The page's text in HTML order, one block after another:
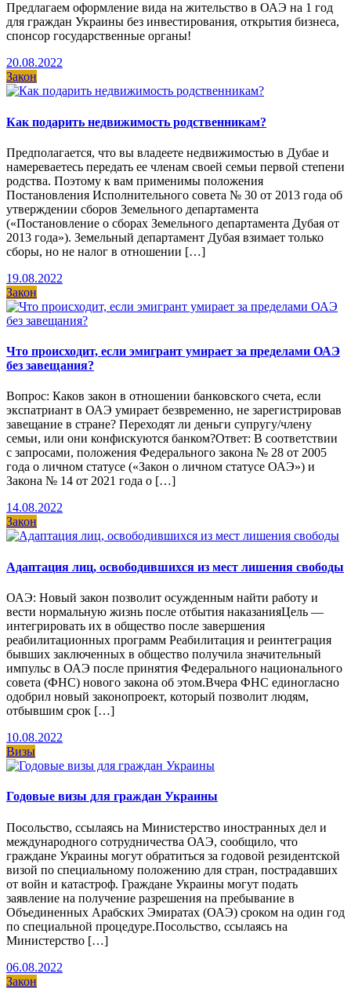
Предлагаем оформление вида на жительство в ОАЭ на 1 год
для граждан Украины без инвестирования, открытия бизнеса,
спонсор государственные органы!
20.08.2022
Закон
Как подарить недвижимость родственникам?
Предполагается, что вы владеете недвижимостью в Дубае и
намереваетесь передать ее членам своей семьи первой степени
родства. Поэтому к вам применимы положения
Постановления Исполнительного совета № 30 от 2013 года об
утверждении сборов Земельного департамента
(«Постановление о сборах Земельного департамента Дубая от
2013 года»). Земельный департамент Дубая взимает только
сборы, но не налог в отношении […]
19.08.2022
Закон
Что происходит, если эмигрант умирает за пределами ОАЭ
без завещания?
Вопрос: Каков закон в отношении банковского счета, если
экспатриант в ОАЭ умирает безвременно, не зарегистрировав
завещание в стране? Переходят ли деньги супругу/члену
семьи, или они конфискуются банком?Ответ: В соответствии
с запросами, положения Федерального закона № 28 от 2005
года о личном статусе («Закон о личном статусе ОАЭ») и
Закона № 14 от 2021 года о […]
14.08.2022
Закон
Адаптация лиц, освободившихся из мест лишения свободы
ОАЭ: Новый закон позволит осужденным найти работу и
вести нормальную жизнь после отбытия наказанияЦель —
интегрировать их в общество после завершения
реабилитационных программ Реабилитация и реинтеграция
бывших заключенных в общество получила значительный
импульс в ОАЭ после принятия Федерального национального
совета (ФНС) нового закона об этом.Вчера ФНС единогласно
одобрил новый законопроект, который позволит людям,
отбывшим срок […]
10.08.2022
Визы
Годовые визы для граждан Украины
Посольство, ссылаясь на Министерство иностранных дел и
международного сотрудничества ОАЭ, сообщило, что
граждане Украины могут обратиться за годовой резидентской
визой по специальному положению для стран, пострадавших
от войн и катастроф. Граждане Украины могут подать
заявление на получение разрешения на пребывание в
Объединенных Арабских Эмиратах (ОАЭ) сроком на один год
по специальной процедуре.Посольство, ссылаясь на
Министерство […]
06.08.2022
Закон